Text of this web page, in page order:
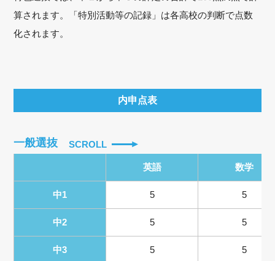
算されます。「特別活動等の記録」は各高校の判断で点数
化されます。
内申点表
一般選抜 SCROLL
英語 数学
中1 5 5
中2 5 5
中3 5 5